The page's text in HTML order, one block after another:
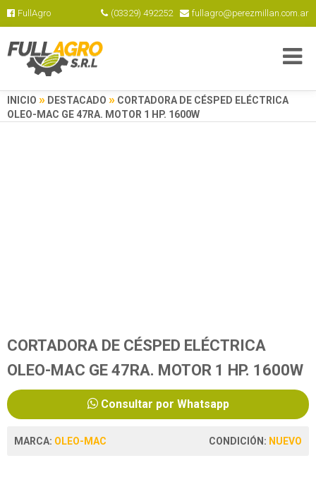
FullAgro (03329) 492252 fullagro@perezmillan.com.ar
INICIO » DESTACADO » CORTADORA DE CÉSPED ELÉCTRICA
OLEO-MAC GE 47RA. MOTOR 1 HP. 1600W
CORTADORA DE CÉSPED ELÉCTRICA
OLEO-MAC GE 47RA. MOTOR 1 HP. 1600W
Consultar por Whatsapp
MARCA: OLEO-MAC CONDICIÓN: NUEVO